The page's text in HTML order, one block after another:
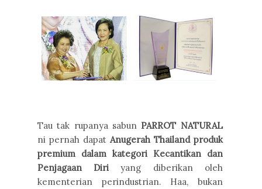
Tau tak rupanya sabun PARROT NATURAL
ni pernah dapat Anugerah Thailand produk
premium dalam kategori Kecantikan dan
Penjagaan Diri yang diberikan oleh
kementerian perindustrian. Haa, bukan